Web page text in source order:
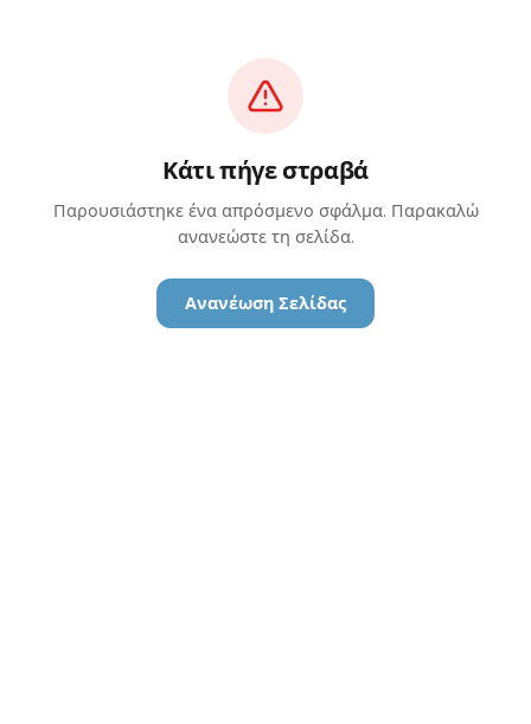
Κάτι πήγε στραβά
Παρουσιάστηκε ένα απρόσμενο σφάλμα. Παρακαλώ
ανανεώστε τη σελίδα.
Ανανέωση Σελίδας